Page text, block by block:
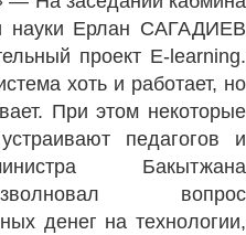
науки Ерлан САГАДИЕВ
проект Е-leаrning.
хоть и работает, но
При этом некоторые
педагогов и
Бакытжана
вопрос
денег на технологии,